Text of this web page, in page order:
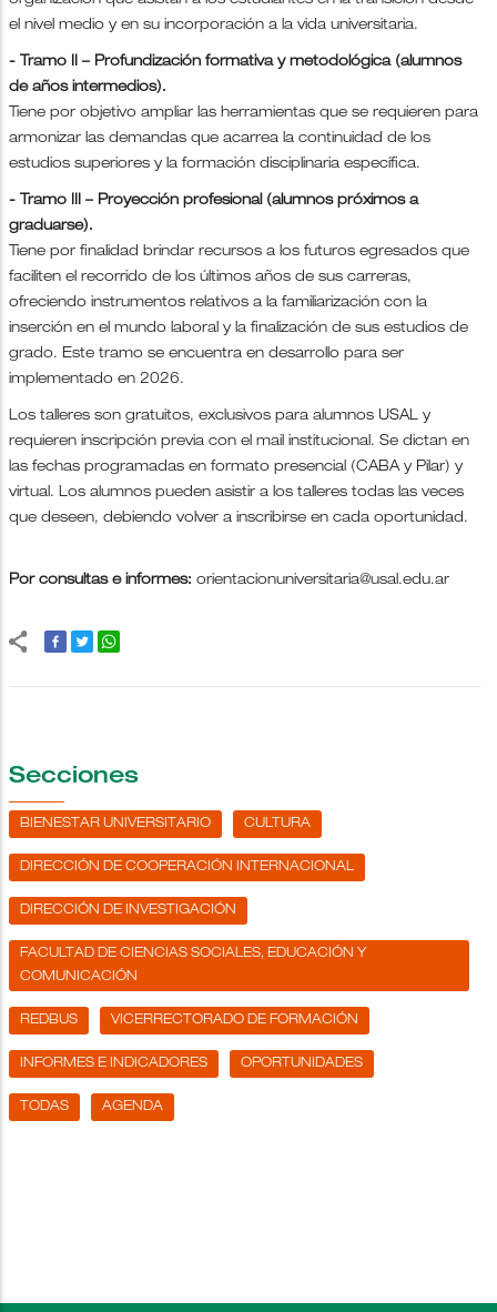
el nivel medio y en su incorporación a la vida universitaria.
- Tramo II – Profundización formativa y metodológica (alumnos
de años intermedios).
Tiene por objetivo ampliar las herramientas que se requieren para
armonizar las demandas que acarrea la continuidad de los
estudios superiores y la formación disciplinaria específica.
- Tramo III – Proyección profesional (alumnos próximos a
graduarse).
Tiene por finalidad brindar recursos a los futuros egresados que
faciliten el recorrido de los últimos años de sus carreras,
ofreciendo instrumentos relativos a la familiarización con la
inserción en el mundo laboral y la finalización de sus estudios de
grado. Este tramo se encuentra en desarrollo para ser
implementado en 2026.
Los talleres son gratuitos, exclusivos para alumnos USAL y
requieren inscripción previa con el mail institucional. Se dictan en
las fechas programadas en formato presencial (CABA y Pilar) y
virtual. Los alumnos pueden asistir a los talleres todas las veces
que deseen, debiendo volver a inscribirse en cada oportunidad.
Por consultas e informes: orientacionuniversitaria@usal.edu.ar
Secciones
BIENESTAR UNIVERSITARIO CULTURA
DIRECCIÓN DE COOPERACIÓN INTERNACIONAL
DIRECCIÓN DE INVESTIGACIÓN
FACULTAD DE CIENCIAS SOCIALES, EDUCACIÓN Y
COMUNICACIÓN
REDBUS VICERRECTORADO DE FORMACIÓN
INFORMES E INDICADORES OPORTUNIDADES
TODAS AGENDA